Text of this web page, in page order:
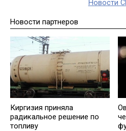
Новости
Новости партнеров
Киргизия приняла
радикальное решение по
топливу